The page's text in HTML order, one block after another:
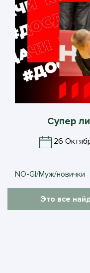
Супер
26
NO-GI/Муж/новички
Это все